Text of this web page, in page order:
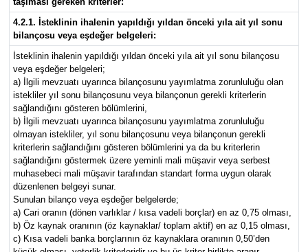
4.2.1. İsteklinin ihalenin yapıldığı yıldan önceki yıla ait yıl sonu
bilançosu veya eşdeğer belgeleri:
İsteklinin ihalenin yapıldığı yıldan önceki yıla ait yıl sonu bilançosu
veya eşdeğer belgeleri;
a) İlgili mevzuatı uyarınca bilançosunu yayımlatma zorunluluğu olan
istekliler yıl sonu bilançosunu veya bilançonun gerekli kriterlerin
sağlandığını gösteren bölümlerini,
b) İlgili mevzuatı uyarınca bilançosunu yayımlatma zorunluluğu
olmayan istekliler, yıl sonu bilançosunu veya bilançonun gerekli
kriterlerin sağlandığını gösteren bölümlerini ya da bu kriterlerin
sağlandığını göstermek üzere yeminli mali müşavir veya serbest
muhasebeci mali müşavir tarafından standart forma uygun olarak
düzenlenen belgeyi sunar.
Sunulan bilanço veya eşdeğer belgelerde;
a) Cari oranın (dönen varlıklar / kısa vadeli borçlar) en az 0,75 olması,
b) Öz kaynak oranının (öz kaynaklar/ toplam aktif) en az 0,15 olması,
c) Kısa vadeli banka borçlarının öz kaynaklara oranının 0,50’den